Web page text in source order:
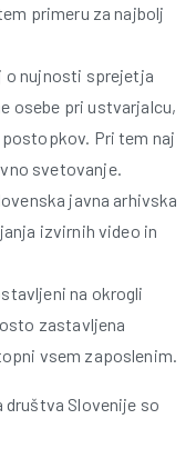
primeru za najbolj
o nujnosti sprejetja
osebe pri ustvarjalcu,
Pri tem naj
svetovanje.
javna arhivska
izvirnih video in
na okrogli
zastavljena
vsem zaposlenim.
društva Slovenije so